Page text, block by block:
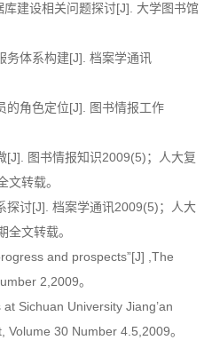
库建设相关问题探讨[J]. 大学图书馆
务体系构建[J]. 档案学通讯
的角色定位[J]. 图书情报工作
[J]. 图书情报知识2009(5)；人大复
文转载。
探讨[J]. 档案学通讯2009(5)；人大
全文转载。
and prospects”[J] ,The
2,2009。
Sichuan University Jiang’an
30 Number 4.5,2009。